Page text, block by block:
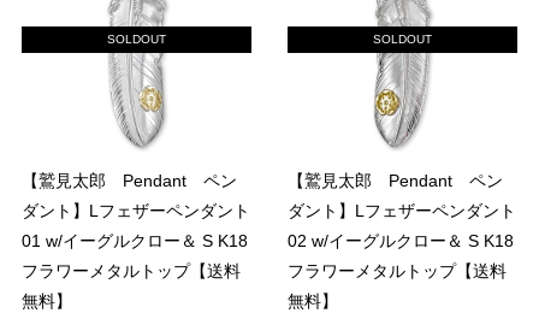
SOLDOUT
【鷲見太郎 Pendant ペン
ダント】Lフェザーペンダント
01 w/イーグルクロー＆ S K18
フラワーメタルトップ【送料
無料】
SOLDOUT
【鷲見太郎 Pendant ペン
ダント】Lフェザーペンダント
02 w/イーグルクロー＆ S K18
フラワーメタルトップ【送料
無料】